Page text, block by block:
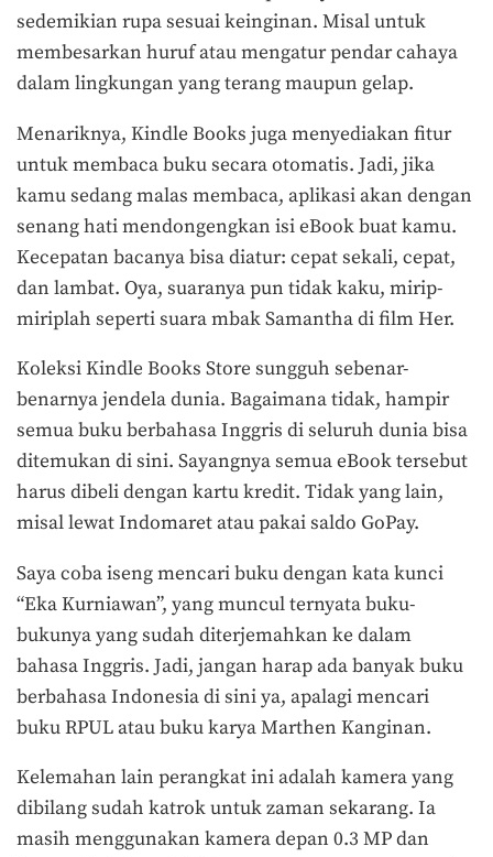
sedemikian rupa sesuai keinginan. Misal untuk
membesarkan huruf atau mengatur pendar cahaya
dalam lingkungan yang terang maupun gelap.
Menariknya, Kindle Books juga menyediakan fitur
untuk membaca buku secara otomatis. Jadi, jika
kamu sedang malas membaca, aplikasi akan dengan
senang hati mendongengkan isi eBook buat kamu.
Kecepatan bacanya bisa diatur: cepat sekali, cepat,
dan lambat. Oya, suaranya pun tidak kaku, mirip-
miriplah seperti suara mbak Samantha di film Her.
Koleksi Kindle Books Store sungguh sebenar-
benarnya jendela dunia. Bagaimana tidak, hampir
semua buku berbahasa Inggris di seluruh dunia bisa
ditemukan di sini. Sayangnya semua eBook tersebut
harus dibeli dengan kartu kredit. Tidak yang lain,
misal lewat Indomaret atau pakai saldo GoPay.
Saya coba iseng mencari buku dengan kata kunci
“Eka Kurniawan”, yang muncul ternyata buku-
bukunya yang sudah diterjemahkan ke dalam
bahasa Inggris. Jadi, jangan harap ada banyak buku
berbahasa Indonesia di sini ya, apalagi mencari
buku RPUL atau buku karya Marthen Kanginan.
Kelemahan lain perangkat ini adalah kamera yang
dibilang sudah katrok untuk zaman sekarang. Ia
masih menggunakan kamera depan 0.3 MP dan